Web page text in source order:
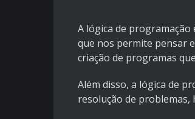
A lógica de
que nos permite pensar
criação de programas
Além disso, a lógica de
resolução de problemas,